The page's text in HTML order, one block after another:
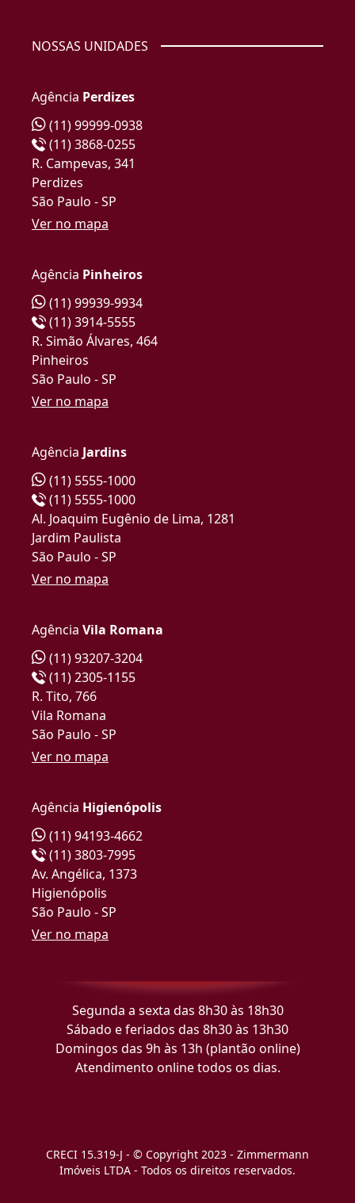
NOSSAS UNIDADES
Agência Perdizes
(11) 99999-0938
(11) 3868-0255
R. Campevas, 341
Perdizes
São Paulo - SP
Ver no mapa
Agência Pinheiros
(11) 99939-9934
(11) 3914-5555
R. Simão Álvares, 464
Pinheiros
São Paulo - SP
Ver no mapa
Agência Jardins
(11) 5555-1000
(11) 5555-1000
Al. Joaquim Eugênio de Lima, 1281
Jardim Paulista
São Paulo - SP
Ver no mapa
Agência Vila Romana
(11) 93207-3204
(11) 2305-1155
R. Tito, 766
Vila Romana
São Paulo - SP
Ver no mapa
Agência Higienópolis
(11) 94193-4662
(11) 3803-7995
Av. Angélica, 1373
Higienópolis
São Paulo - SP
Ver no mapa
Segunda a sexta das 8h30 às 18h30
Sábado e feriados das 8h30 às 13h30
Domingos das 9h às 13h (plantão online)
Atendimento online todos os dias.
CRECI 15.319-J - © Copyright 2023 - Zimmermann
Imóveis LTDA - Todos os direitos reservados.